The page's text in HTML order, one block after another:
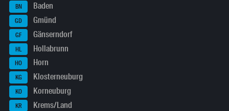
BN Baden
GD Gmünd
GF Gänserndorf
HL Hollabrunn
HO Horn
KG Klosterneuburg
KO Korneuburg
KR Krems/Land